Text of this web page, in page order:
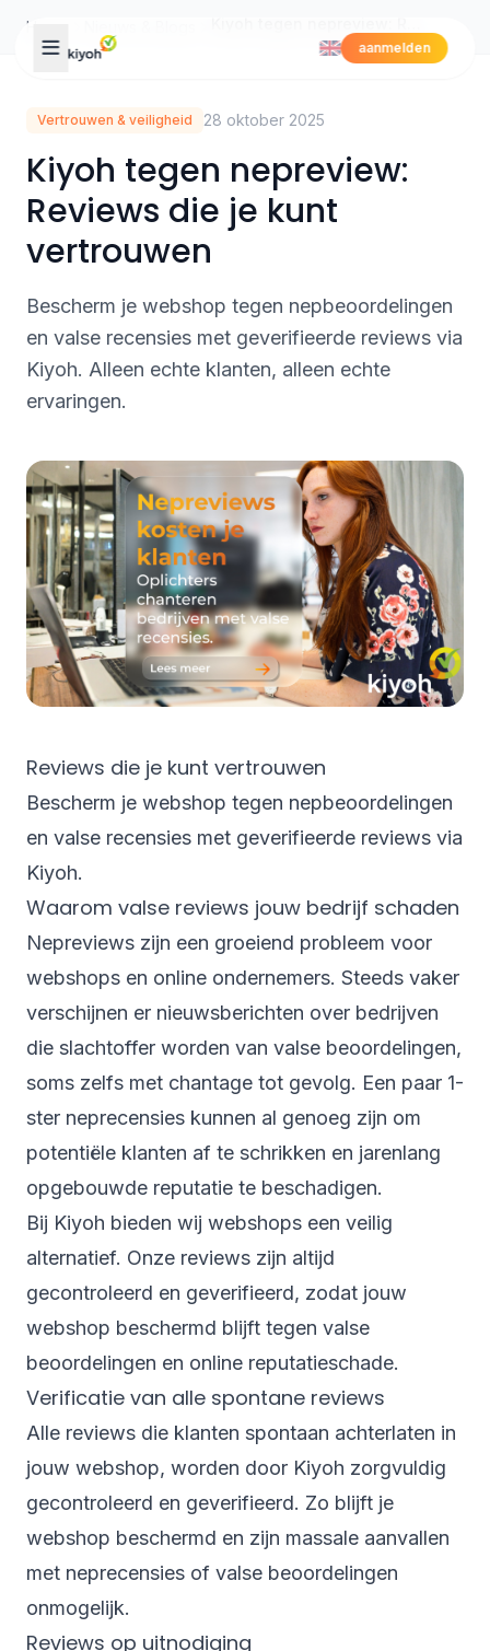
aanmelden
Home
Vertrouwen & veiligheid 28 oktober 2025
Kiyoh tegen nepreview:
Reviews die je kunt
vertrouwen
Bescherm je webshop tegen nepbeoordelingen
en valse recensies met geverifieerde reviews via
Kiyoh. Alleen echte klanten, alleen echte
ervaringen.
Reviews die je kunt vertrouwen
Bescherm je webshop tegen nepbeoordelingen
en valse recensies met geverifieerde reviews via
Kiyoh.
Waarom valse reviews jouw bedrijf schaden
Nepreviews zijn een groeiend probleem voor
webshops en online ondernemers. Steeds vaker
verschijnen er nieuwsberichten over bedrijven
die slachtoffer worden van valse beoordelingen,
soms zelfs met chantage tot gevolg. Een paar 1-
ster neprecensies kunnen al genoeg zijn om
potentiële klanten af te schrikken en jarenlang
opgebouwde reputatie te beschadigen.
Bij Kiyoh bieden wij webshops een veilig
alternatief. Onze reviews zijn altijd
gecontroleerd en geverifieerd, zodat jouw
webshop beschermd blijft tegen valse
beoordelingen en online reputatieschade.
Verificatie van alle spontane reviews
Alle reviews die klanten spontaan achterlaten in
jouw webshop, worden door Kiyoh zorgvuldig
gecontroleerd en geverifieerd. Zo blijft je
webshop beschermd en zijn massale aanvallen
met neprecensies of valse beoordelingen
onmogelijk.
Reviews op uitnodiging